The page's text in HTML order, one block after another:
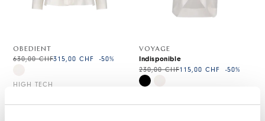
OBEDIENT
HIGH TECH
630,00 CHF315,00 CHF -50%
VOYAGE
230,00 CHF115,00 CHF -50%
Indisponible